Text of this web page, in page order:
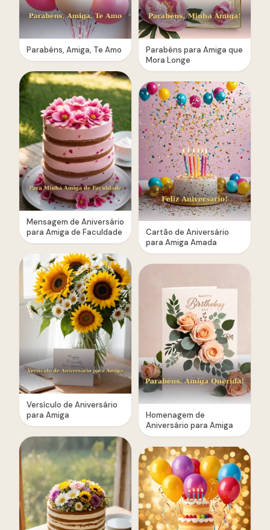
Parabéns, Amiga, Te Amo
Mensagem de Aniversário
para Amiga de Faculdade
Versículo de Aniversário
para Amiga
Parabéns para Amiga que
Mora Longe
Cartão de Aniversário
para Amiga Amada
Homenagem de
Aniversário para Amiga